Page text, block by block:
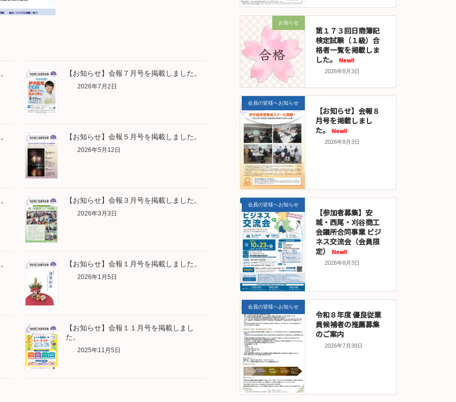
【お知らせ】会報７月号を掲載しました。
2026年7月2日
【お知らせ】会報５月号を掲載しました。
2026年5月12日
【お知らせ】会報３月号を掲載しました。
2026年3月3日
【お知らせ】会報１月号を掲載しました。
2026年1月5日
【お知らせ】会報１１月号を掲載しまし
た。
2025年11月5日
お知らせ
第１７３回日商簿記
検定試験（１級）合
格者一覧を掲載しま
した。
New!!
2026年8月3日
会員の皆様へお知らせ
【お知らせ】会報８
月号を掲載しまし
た。
New!!
2026年8月3日
会員の皆様へお知らせ
【参加者募集】安
城・西尾・刈谷商工
会議所合同事業 ビジ
ネス交流会（会員限
定）
New!!
2026年8月3日
会員の皆様へお知らせ
令和８年度 優良従業
員候補者の推薦募集
のご案内
2026年7月30日